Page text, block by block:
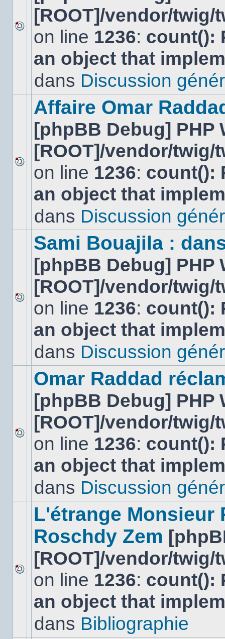
Aucun
nouveau
message
non-
dans
[ROOT]/vendor/
on line 1236: count():
an object that
dans Discussion
Aucun
nouveau
message
non-
dans
Affaire Omar
[phpBB Debug] PHP
[ROOT]/vendor/
on line 1236: count():
an object that
dans Discussion
Aucun
nouveau
message
non-
dans
Sami Bouajila :
[phpBB Debug] PHP
[ROOT]/vendor/
on line 1236: count():
an object that
dans Discussion
Aucun
nouveau
message
non-
dans
Omar Raddad
[phpBB Debug] PHP
[ROOT]/vendor/
on line 1236: count():
an object that
dans Discussion
Aucun
nouveau
message
non-
dans
L'étrange Monsieur
Roschdy Zem
[ROOT]/vendor/
on line 1236: count():
an object that
dans Bibliographie